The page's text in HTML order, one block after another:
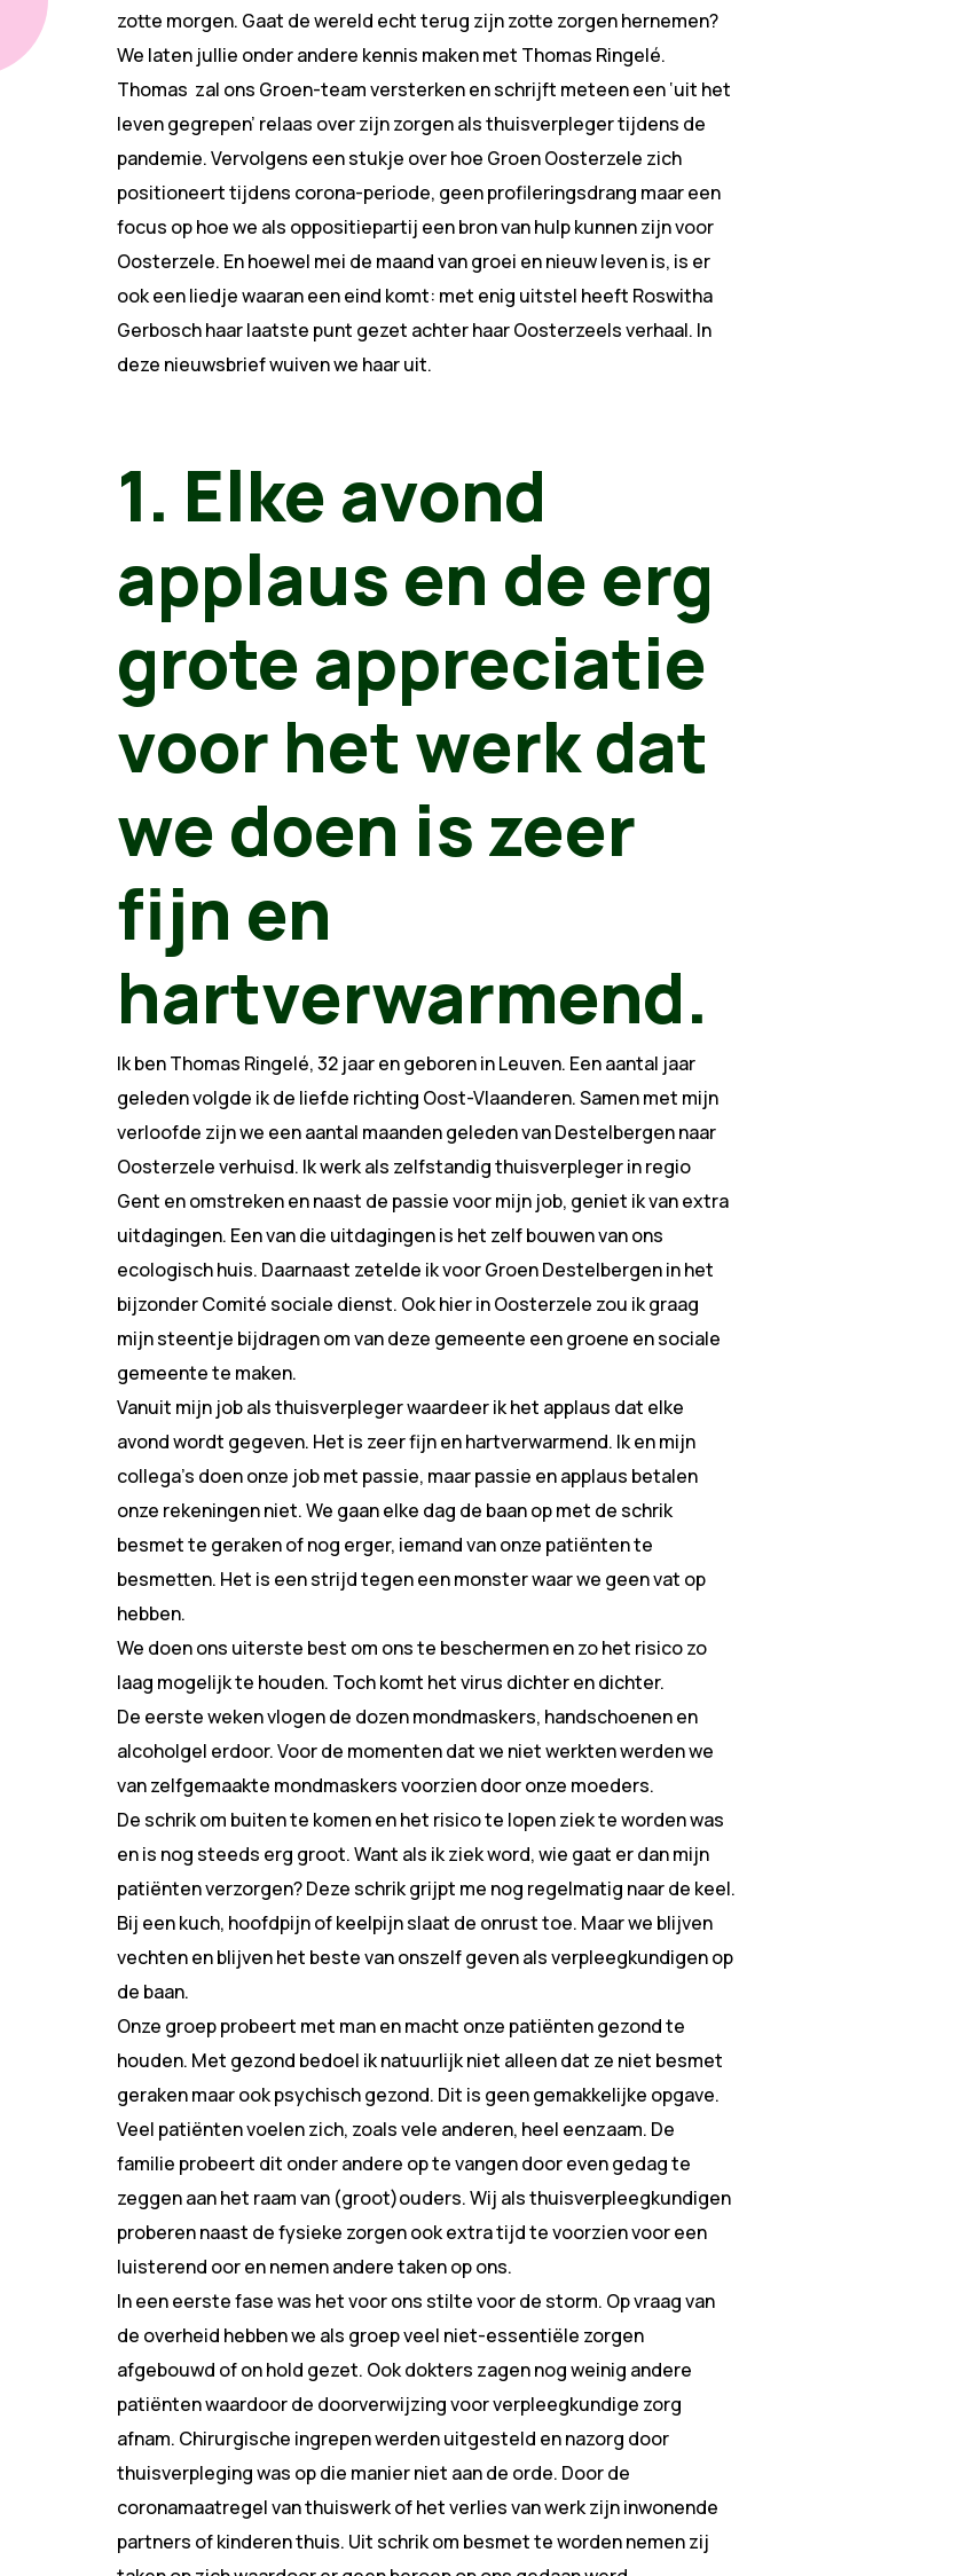
zotte morgen. Gaat de wereld echt terug zijn zotte zorgen hernemen?
We laten jullie onder andere kennis maken met Thomas Ringelé.
Thomas zal ons Groen-team versterken en schrijft meteen een ‘uit het
leven gegrepen’ relaas over zijn zorgen als thuisverpleger tijdens de
pandemie. Vervolgens een stukje over hoe Groen Oosterzele zich
positioneert tijdens corona-periode, geen profileringsdrang maar een
focus op hoe we als oppositiepartij een bron van hulp kunnen zijn voor
Oosterzele. En hoewel mei de maand van groei en nieuw leven is, is er
ook een liedje waaran een eind komt: met enig uitstel heeft Roswitha
Gerbosch haar laatste punt gezet achter haar Oosterzeels verhaal. In
deze nieuwsbrief wuiven we haar uit.
1. Elke avond
applaus en de erg
grote appreciatie
voor het werk dat
we doen is zeer
fijn en
hartverwarmend.
Ik ben Thomas Ringelé, 32 jaar en geboren in Leuven. Een aantal jaar
geleden volgde ik de liefde richting Oost-Vlaanderen. Samen met mijn
verloofde zijn we een aantal maanden geleden van Destelbergen naar
Oosterzele verhuisd. Ik werk als zelfstandig thuisverpleger in regio
Gent en omstreken en naast de passie voor mijn job, geniet ik van extra
uitdagingen. Een van die uitdagingen is het zelf bouwen van ons
ecologisch huis. Daarnaast zetelde ik voor Groen Destelbergen in het
bijzonder Comité sociale dienst. Ook hier in Oosterzele zou ik graag
mijn steentje bijdragen om van deze gemeente een groene en sociale
gemeente te maken.
Vanuit mijn job als thuisverpleger waardeer ik het applaus dat elke
avond wordt gegeven. Het is zeer fijn en hartverwarmend. Ik en mijn
collega’s doen onze job met passie, maar passie en applaus betalen
onze rekeningen niet. We gaan elke dag de baan op met de schrik
besmet te geraken of nog erger, iemand van onze patiënten te
besmetten. Het is een strijd tegen een monster waar we geen vat op
hebben.
We doen ons uiterste best om ons te beschermen en zo het risico zo
laag mogelijk te houden. Toch komt het virus dichter en dichter.
De eerste weken vlogen de dozen mondmaskers, handschoenen en
alcoholgel erdoor. Voor de momenten dat we niet werkten werden we
van zelfgemaakte mondmaskers voorzien door onze moeders.
De schrik om buiten te komen en het risico te lopen ziek te worden was
en is nog steeds erg groot. Want als ik ziek word, wie gaat er dan mijn
patiënten verzorgen? Deze schrik grijpt me nog regelmatig naar de keel.
Bij een kuch, hoofdpijn of keelpijn slaat de onrust toe. Maar we blijven
vechten en blijven het beste van onszelf geven als verpleegkundigen op
de baan.
Onze groep probeert met man en macht onze patiënten gezond te
houden. Met gezond bedoel ik natuurlijk niet alleen dat ze niet besmet
geraken maar ook psychisch gezond. Dit is geen gemakkelijke opgave.
Veel patiënten voelen zich, zoals vele anderen, heel eenzaam. De
familie probeert dit onder andere op te vangen door even gedag te
zeggen aan het raam van (groot)ouders. Wij als thuisverpleegkundigen
proberen naast de fysieke zorgen ook extra tijd te voorzien voor een
luisterend oor en nemen andere taken op ons.
In een eerste fase was het voor ons stilte voor de storm. Op vraag van
de overheid hebben we als groep veel niet-essentiële zorgen
afgebouwd of on hold gezet. Ook dokters zagen nog weinig andere
patiënten waardoor de doorverwijzing voor verpleegkundige zorg
afnam. Chirurgische ingrepen werden uitgesteld en nazorg door
thuisverpleging was op die manier niet aan de orde. Door de
coronamaatregel van thuiswerk of het verlies van werk zijn inwonende
partners of kinderen thuis. Uit schrik om besmet te worden nemen zij